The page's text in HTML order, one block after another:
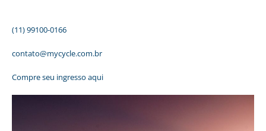
(11) 99100-0166
contato@mycycle.com.br
Compre seu ingresso aqui